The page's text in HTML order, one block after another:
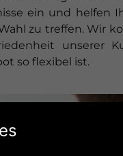
ein und helfen
zu treffen. Wir
unserer
so flexibel ist.